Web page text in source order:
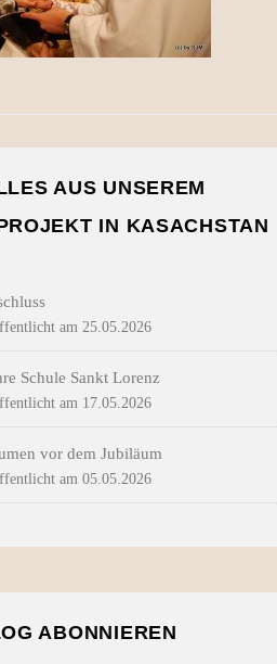
AUS UNSEREM
IN KASACHSTAN
am 25.05.2026
Schule Sankt Lorenz
am 17.05.2026
vor dem Jubiläum
am 05.05.2026
ABONNIEREN